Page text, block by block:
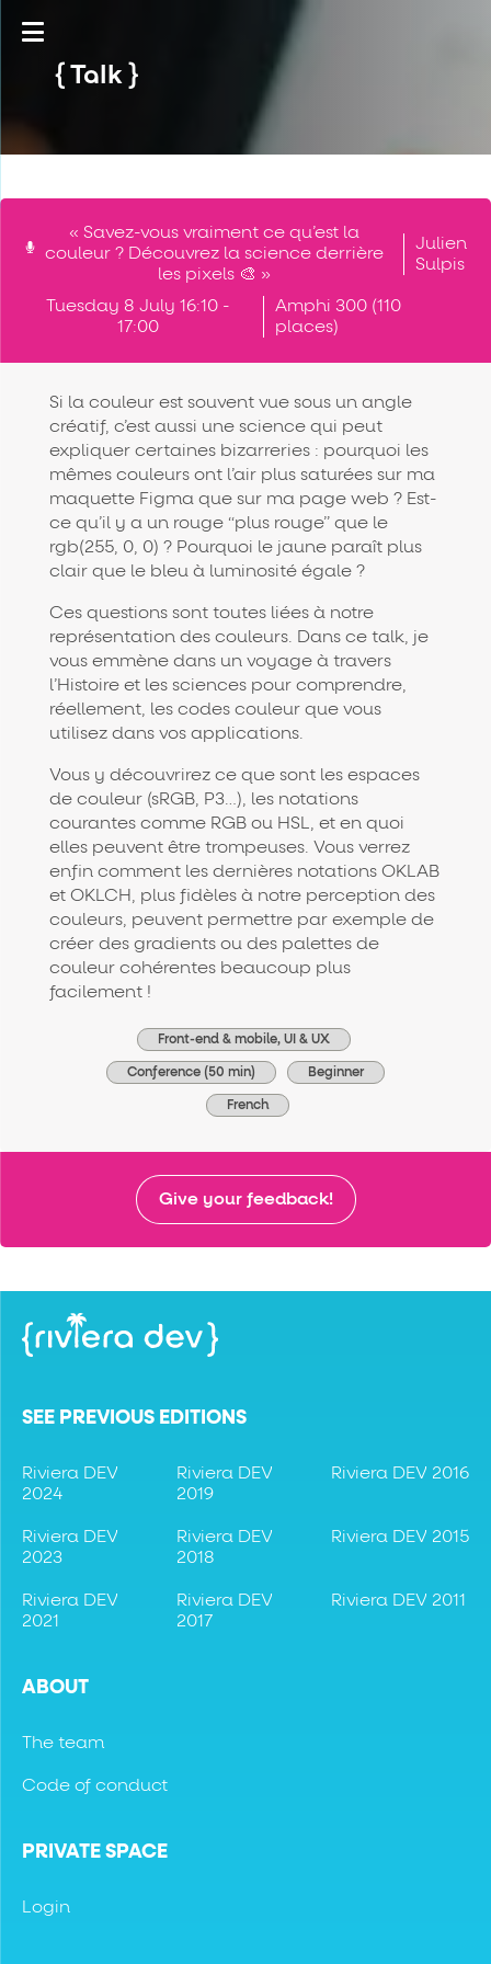
Talk
« Savez-vous vraiment ce qu’est la
couleur ? Découvrez la science derrière
les pixels 🎨 »
Julien
Sulpis
Tuesday 8 July 16:10 -
17:00
Amphi 300 (110
places)
Si la couleur est souvent vue sous un angle
créatif, c’est aussi une science qui peut
expliquer certaines bizarreries : pourquoi les
mêmes couleurs ont l’air plus saturées sur ma
maquette Figma que sur ma page web ? Est-
ce qu’il y a un rouge “plus rouge” que le
rgb(255, 0, 0) ? Pourquoi le jaune paraît plus
clair que le bleu à luminosité égale ?
Ces questions sont toutes liées à notre
représentation des couleurs. Dans ce talk, je
vous emmène dans un voyage à travers
l’Histoire et les sciences pour comprendre,
réellement, les codes couleur que vous
utilisez dans vos applications.
Vous y découvrirez ce que sont les espaces
de couleur (sRGB, P3…), les notations
courantes comme RGB ou HSL, et en quoi
elles peuvent être trompeuses. Vous verrez
enfin comment les dernières notations OKLAB
et OKLCH, plus fidèles à notre perception des
couleurs, peuvent permettre par exemple de
créer des gradients ou des palettes de
couleur cohérentes beaucoup plus
facilement !
Front-end & mobile, UI & UX
Conference (50 min) Beginner
French
Give your feedback!
SEE PREVIOUS EDITIONS
Riviera DEV
2024
Riviera DEV
2023
Riviera DEV
2021
Riviera DEV
2019
Riviera DEV
2018
Riviera DEV
2017
Riviera DEV 2016
Riviera DEV 2015
Riviera DEV 2011
ABOUT
The team
Code of conduct
PRIVATE SPACE
Login